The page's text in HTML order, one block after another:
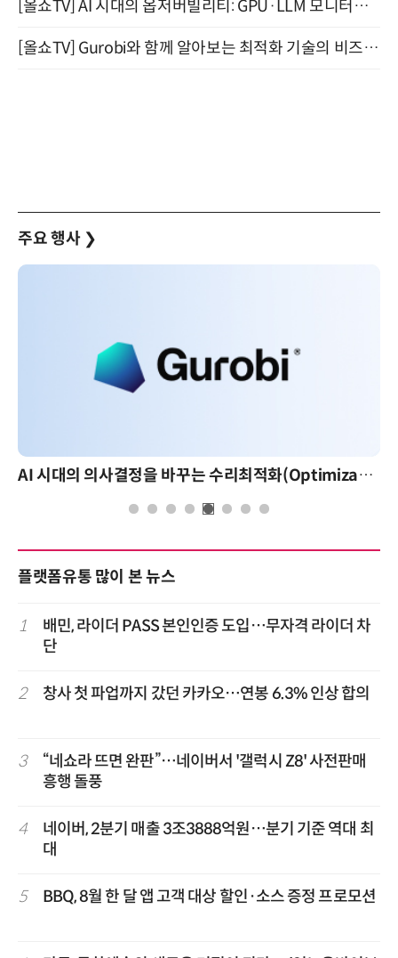
[올쇼TV] AI 시대의 옵저버빌리티: GPU·LLM 모니터링부터 AI 기반 장애 대응까지 (8/11 생방송)
[올쇼TV] Gurobi와 함께 알아보는 최적화 기술의 비즈니스 활용 (8월 20일 생방송)
주요 행사 ❯
AI 시대의 의사결정을 바꾸는 수리최적화(Optimization): 실제 산업 적용 사례와 활용 전략
플랫폼유통 많이 본 뉴스
1
배민, 라이더 PASS 본인인증 도입…무자격 라이더 차
단
2 창사 첫 파업까지 갔던 카카오…연봉 6.3% 인상 합의
3
“네쇼라 뜨면 완판”…네이버서 '갤럭시 Z8' 사전판매
흥행 돌풍
4
네이버, 2분기 매출 3조3888억원…분기 기준 역대 최
대
5 BBQ, 8월 한 달 앱 고객 대상 할인·소스 증정 프로모션